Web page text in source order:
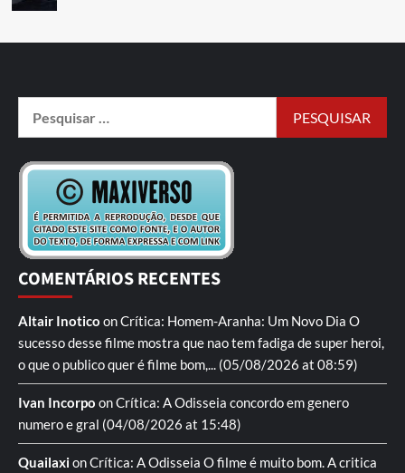
COMENTÁRIOS RECENTES
Altair Inotico onCrítica: Homem-Aranha: Um Novo Dia O
sucesso desse filme mostra que nao tem fadiga de super heroi,
o que o publico quer é filme bom,... (05/08/2026 at 08:59)
Ivan Incorpo onCrítica: A Odisseia concordo em genero
numero e gral (04/08/2026 at 15:48)
QuailaxionCrítica: A Odisseia O filme é muito bom. A critica